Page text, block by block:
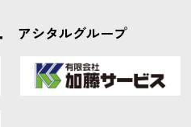
アシタルグループ